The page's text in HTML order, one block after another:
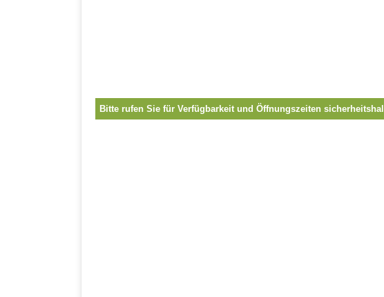
Bitte rufen Sie für Verfügbarkeit und Öffnungszeiten